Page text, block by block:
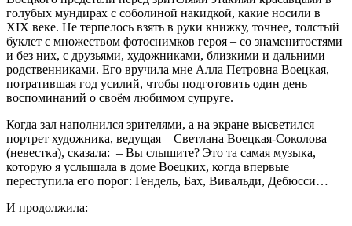
голубых мундирах с соболиной накидкой, какие носили в
XIX веке. Не терпелось взять в руки книжку, точнее, толстый
буклет с множеством фотоснимков героя – со знаменитостями
и без них, с друзьями, художниками, близкими и дальними
родственниками. Его вручила мне Алла Петровна Воецкая,
потратившая год усилий, чтобы подготовить один день
воспоминаний о своём любимом супруге.
Когда зал наполнился зрителями, а на экране высветился
портрет художника, ведущая – Светлана Воецкая-Соколова
(невестка), сказала: – Вы слышите? Это та самая музыка,
которую я услышала в доме Воецких, когда впервые
переступила его порог: Гендель, Бах, Вивальди, Дебюсси…
И продолжила: